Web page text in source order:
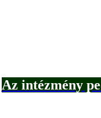
Az intézmény